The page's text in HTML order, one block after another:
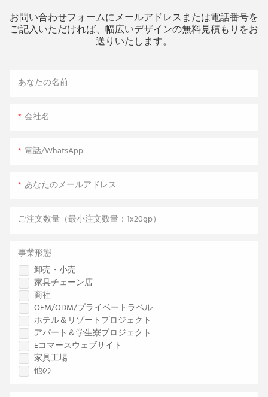
お問い合わせフォームにメールアドレスまたは電話番号を
ご記入いただければ、幅広いデザインの無料見積もりをお
送りいたします。
あなたの名前
会社名
電話/WhatsApp
あなたのメールアドレス
ご注文数量（最小注文数量：1x20gp）
卸売・小売
家具チェーン店
商社
OEM/ODM/プライベートラベル
ホテル＆リゾートプロジェクト
アパート＆学生寮プロジェクト
Eコマースウェブサイト
家具工場
他の
事業形態